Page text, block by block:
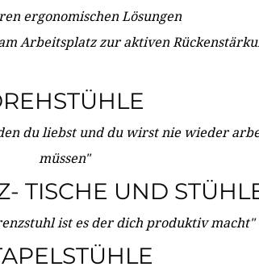
ergonomischen Lösungen
Arbeitsplatz zur aktiven
du liebst und du wirst nie wieder
müssen"
TISCHE UND
ist es der dich produktiv macht"